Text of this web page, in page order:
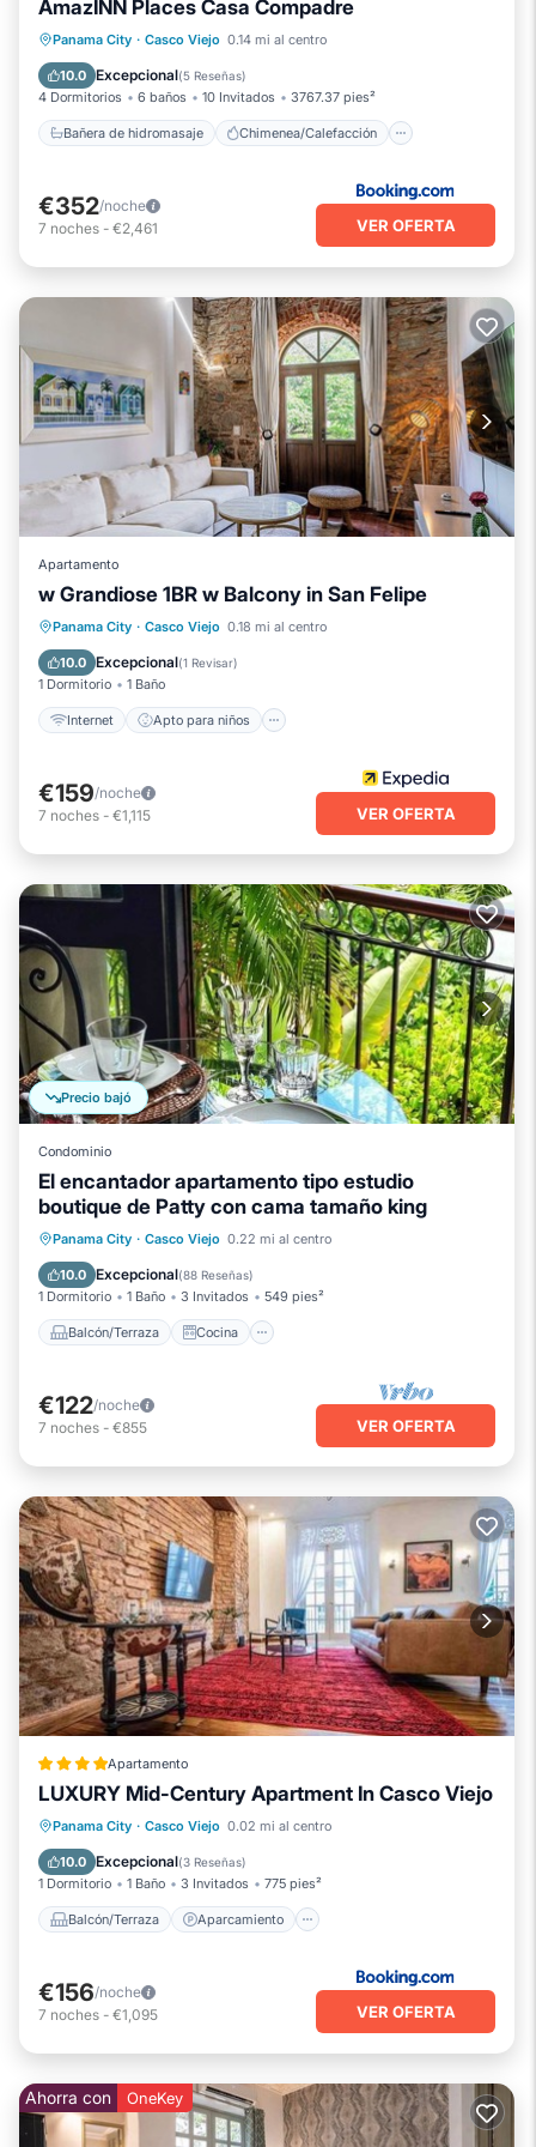
AmazINN Places Casa Compadre
Panama City · Casco Viejo 0.14 mi al centro
10.0 Excepcional(5 Reseñas)
4 Dormitorios 6 baños 10 Invitados 3767.37 pies²
Bañera de hidromasaje Chimenea/Calefacción
Bañera de hidromasaje
Chimenea/Calefacción
Balcón/Terraza
Se admiten mascotas
€352/noche
7 noches - €2,461 VER OFERTA
Apartamento
w Grandiose 1BR w Balcony in San Felipe
Panama City · Casco Viejo 0.18 mi al centro
10.0 Excepcional(1 Revisar)
1 Dormitorio 1 Baño
Internet Apto para niños
Internet
Apto para niños
Seguridad/Protección
€159/noche
7 noches - €1,115 VER OFERTA
Precio bajó
Condominio
El encantador apartamento tipo estudio
boutique de Patty con cama tamaño king
Panama City · Casco Viejo 0.22 mi al centro
10.0 Excepcional(88 Reseñas)
1 Dormitorio 1 Baño 3 Invitados 549 pies²
Balcón/Terraza Cocina
Balcón/Terraza
Cocina
Aire acondicionado
€122/noche
7 noches - €855 VER OFERTA
Apartamento
LUXURY Mid-Century Apartment In Casco Viejo
Panama City · Casco Viejo 0.02 mi al centro
10.0 Excepcional(3 Reseñas)
1 Dormitorio 1 Baño 3 Invitados 775 pies²
Balcón/Terraza Aparcamiento
Balcón/Terraza
Aparcamiento
Aire acondicionado
€156/noche
7 noches - €1,095 VER OFERTA
Ahorra con OneKey